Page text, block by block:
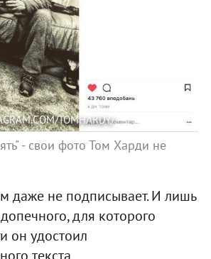
TOMHARDY/
- свои фото Том Харди не
даже не подписывает. И лишь
для которого
он удостоил